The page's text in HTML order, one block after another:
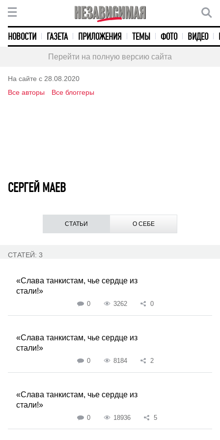
НОВОСТИ ГАЗЕТА ПРИЛОЖЕНИЯ ТЕМЫ ФОТО ВИДЕО
Перейти на полную версию сайта
На сайте с 28.08.2020
Все авторы
Все блоггеры
СЕРГЕЙ МАЕВ
СТАТЬИ О СЕБЕ
СТАТЕЙ: 3
«Слава танкистам, чье сердце из
стали!»
0 3262 0
«Слава танкистам, чье сердце из
стали!»
0 8184 2
«Слава танкистам, чье сердце из
стали!»
0 18936 5